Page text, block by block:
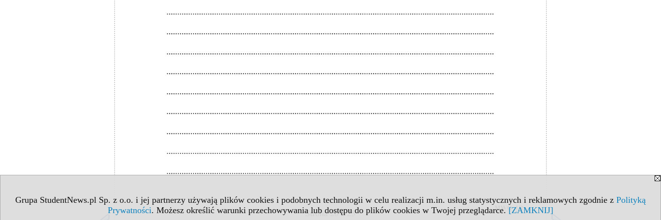
Grupa StudentNews.pl Sp. z o.o. i jej partnerzy używają plików cookies i podobnych technologii w celu realizacji m.in. usług statystycznych i reklamowych zgodnie z Polityką
Prywatności. Możesz określić warunki przechowywania lub dostępu do plików cookies w Twojej przeglądarce. [ZAMKNIJ]